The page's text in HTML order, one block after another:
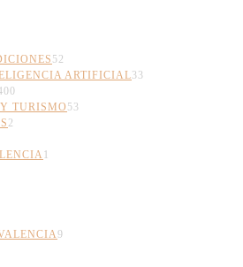
52
ARTIFICIAL33
TURISMO 53
2
1
9